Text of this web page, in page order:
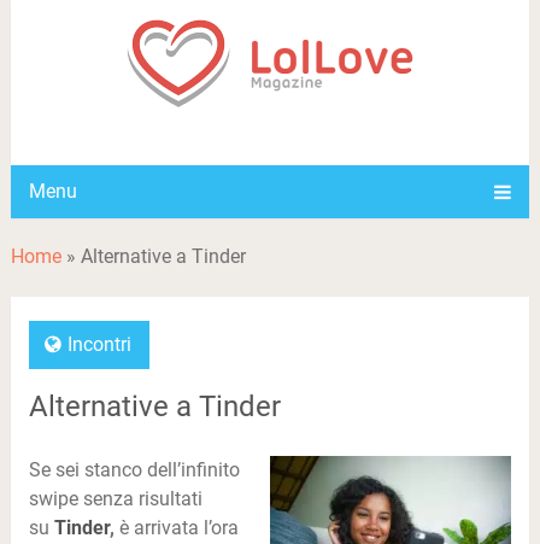
Menu
Home» Alternative a Tinder
Incontri
Alternative a Tinder
Se sei stanco dell’infinito
swipe senza risultati
su Tinder, è arrivata l’ora